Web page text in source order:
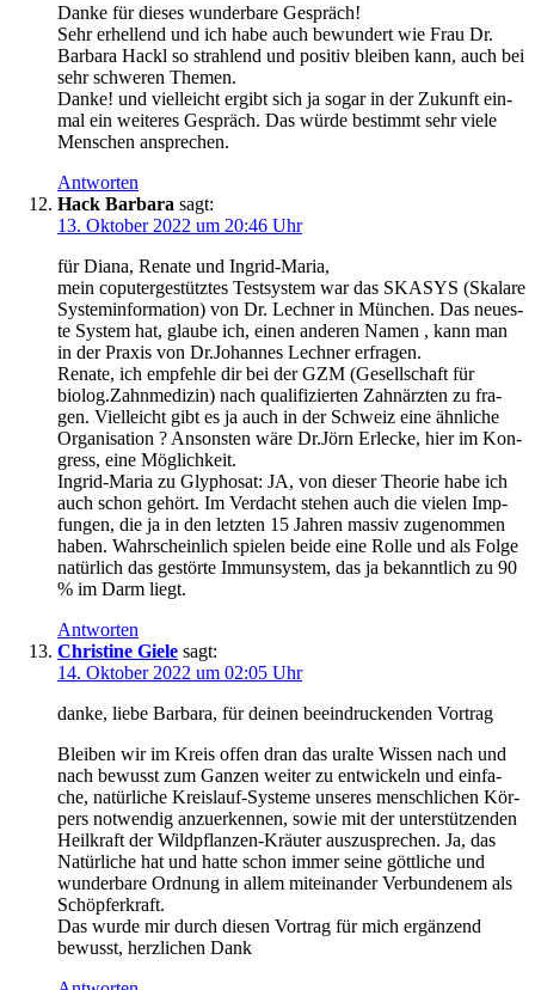
Dan­ke für die­ses wun­der­ba­re Gespräch!
Sehr erhel­lend und ich habe auch bewun­dert wie Frau Dr.
Bar­ba­ra Hackl so strah­lend und posi­tiv blei­ben kann, auch bei
sehr schwe­ren Themen.
Dan­ke! und viel­leicht ergibt sich ja sogar in der Zukunft ein­
mal ein wei­te­res Gespräch. Das wür­de bestimmt sehr vie­le
Men­schen ansprechen.
Antworten
Hack Barbara sagt:
13. Oktober 2022 um 20:46 Uhr
für Dia­na, Rena­te und Ingrid-Maria,
mein copu­ter­ge­stütz­tes Test­sys­tem war das SKASYS (Ska­la­re
Sys­tem­in­for­ma­ti­on) von Dr. Lech­ner in Mün­chen. Das neu­es­
te Sys­tem hat, glau­be ich, einen ande­ren Namen , kann man
in der Pra­xis von Dr.Johannes Lech­ner erfragen.
Rena­te, ich emp­feh­le dir bei der GZM (Gesell­schaft für
biolog.Zahnmedizin) nach qua­li­fi­zier­ten Zahn­ärz­ten zu fra­
gen. Viel­leicht gibt es ja auch in der Schweiz eine ähn­li­che
Orga­ni­sa­ti­on ? Ansons­ten wäre Dr.Jörn Erle­cke, hier im Kon­
gress, eine Möglichkeit.
Ingrid-Maria zu Gly­pho­sat: JA, von die­ser Theo­rie habe ich
auch schon gehört. Im Ver­dacht ste­hen auch die vie­len Imp­
fun­gen, die ja in den letz­ten 15 Jah­ren mas­siv zuge­nom­men
haben. Wahr­schein­lich spie­len bei­de eine Rol­le und als Fol­ge
natür­lich das gestör­te Immun­sys­tem, das ja bekannt­lich zu 90
% im Darm liegt.
Antworten
Christine Giele sagt:
14. Oktober 2022 um 02:05 Uhr
dan­ke, lie­be Bar­ba­ra, für dei­nen beein­dru­cken­den Vortrag
Blei­ben wir im Kreis offen dran das uralte Wis­sen nach und
nach bewusst zum Gan­zen wei­ter zu ent­wi­ckeln und ein­fa­
che, natür­li­che Kreis­lauf-Sys­te­me unse­res mensch­li­chen Kör­
pers not­wen­dig anzu­er­ken­nen, sowie mit der unter­stüt­zen­den
Heil­kraft der Wild­pflan­zen-Kräu­ter aus­zu­spre­chen. Ja, das
Natür­li­che hat und hat­te schon immer sei­ne gött­li­che und
wun­der­ba­re Ord­nung in allem mit­ein­an­der Ver­bun­de­nem als
Schöpferkraft.
Das wur­de mir durch die­sen Vor­trag für mich ergän­zend
bewusst, herz­li­chen Dank